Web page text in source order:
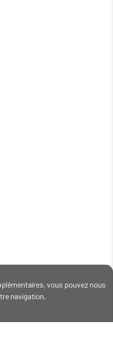
vous pouvez nous
navigation.